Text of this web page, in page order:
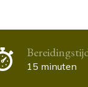
15 minuten